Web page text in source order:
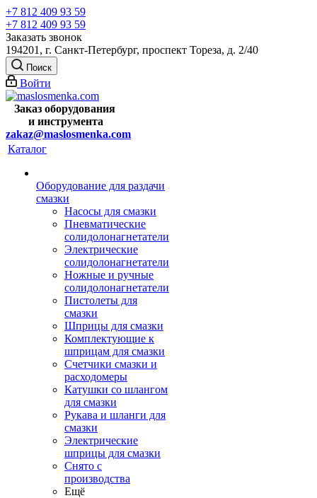
+7 812 409 93 59
+7 812 409 93 59
Заказать звонок
194201, г. Санкт-Петербург, проспект Тореза, д. 2/40
Поиск
Войти
Заказ оборудования
и инструмента
zakaz@maslosmenka.com
Каталог
Оборудование для раздачи
смазки
Насосы для смазки
Пневматические
солидолонагнетатели
Электрические
солидолонагнетатели
Ножные и ручные
солидолонагнетатели
Пистолеты для
смазки
Шприцы для смазки
Комплектующие к
шприцам для смазки
Счетчики смазки и
расходомеры
Катушки со шлангом
для смазки
Рукава и шланги для
смазки
Электрические
шприцы для смазки
Снято с
производства
Ещё